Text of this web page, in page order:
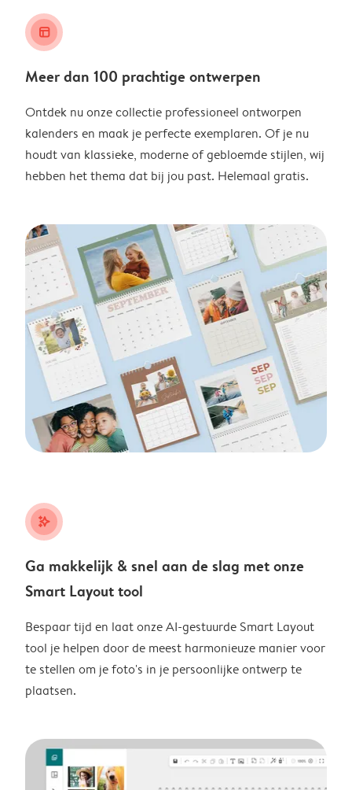
layout_alt
Meer dan 100 prachtige ontwerpen
Ontdek nu onze collectie professioneel ontworpen
kalenders en maak je perfecte exemplaren. Of je nu
houdt van klassieke, moderne of gebloemde stijlen, wij
hebben het thema dat bij jou past. Helemaal gratis.
stars_plus
Ga makkelijk & snel aan de slag met onze
Smart Layout tool
Bespaar tijd en laat onze AI-gestuurde Smart Layout
tool je helpen door de meest harmonieuze manier voor
te stellen om je foto's in je persoonlijke ontwerp te
plaatsen.